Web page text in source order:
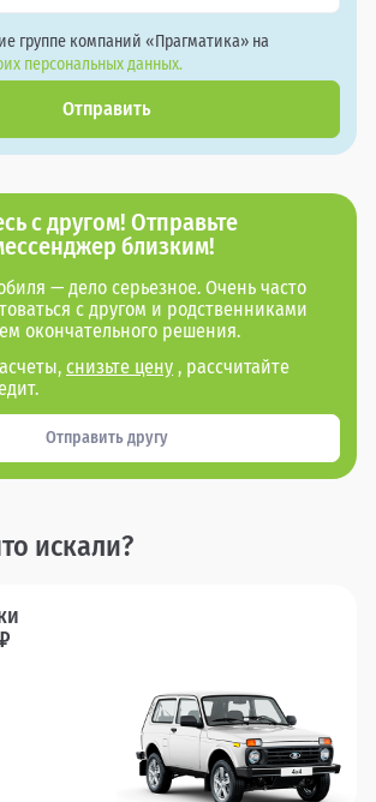
группе компаний «Прагматика» на
персональных данных.
Отправить
с другом! Отправьте
близким!
— дело серьезное. Очень часто
с другом и родственниками
окончательного решения.
снизьте цену , рассчитайте
Отправить другу
искали?